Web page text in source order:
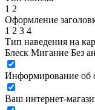
1 2
Оформление
1 2 3 4
Тип наведения на
Блеск Мигание Без
Информирование об
Ваш интернет-